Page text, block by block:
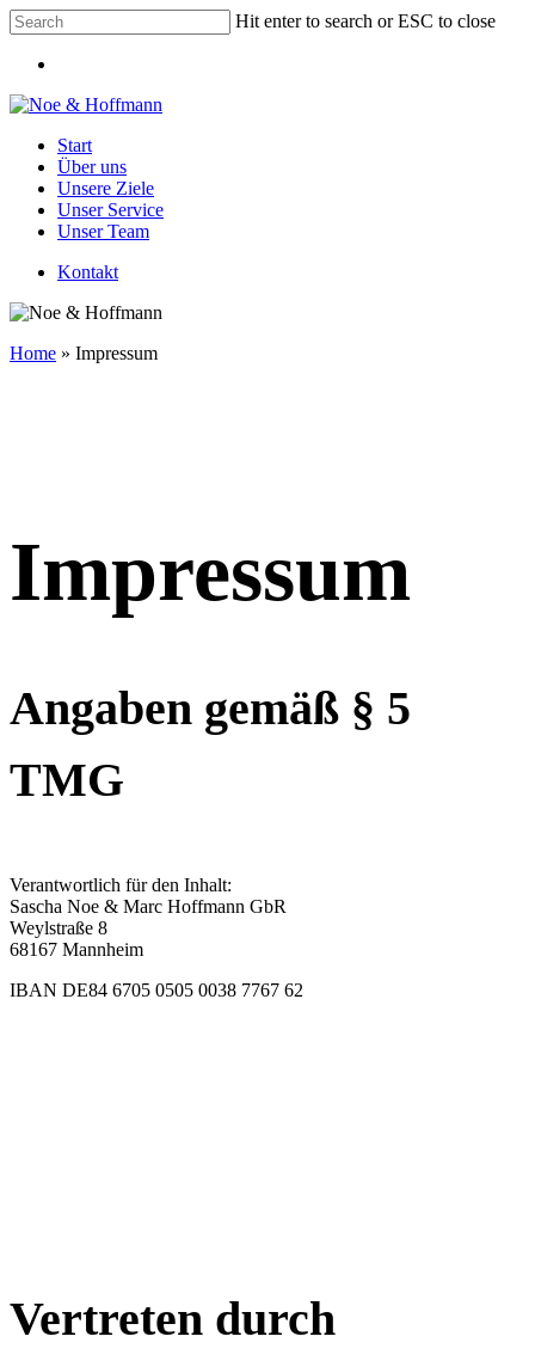
Skip
to
main
Hit enter to search or ESC to close
Search
Menu
Start
Über uns
Unsere Ziele
Unser Service
Unser Team
Kontakt
Home » Impressum
Impressum
Angaben gemäß § 5
TMG
Verantwortlich für den Inhalt:
Sascha Noe & Marc Hoffmann GbR
Weylstraße 8
68167 Mannheim
IBAN DE84 6705 0505 0038 7767 62
Vertreten durch